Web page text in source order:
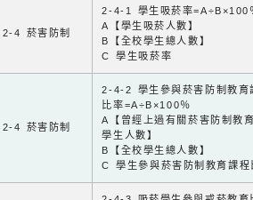
2-4 菸害防制
2-4-1 學生吸菸率=A÷B×100
A【學生吸菸人數】
B【全校學生總人數】
C 學生吸菸率
2-4 菸害防制
2-4-2 學生參與菸害防制教育
比率=A÷B×100％
A【曾經上過有關菸害防制教
學生人數】
B【全校學生總人數】
C 學生參與菸害防制教育課程